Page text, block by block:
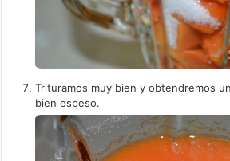
Trituramos muy bien y obtendremos
bien espeso.